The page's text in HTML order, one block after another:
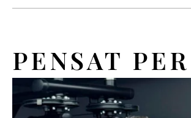
PENSAT